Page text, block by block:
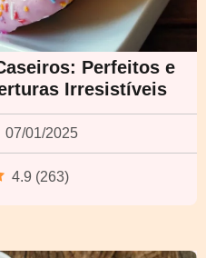
Perfeitos e
Irresistíveis
07/01/2025
4.9 (263)